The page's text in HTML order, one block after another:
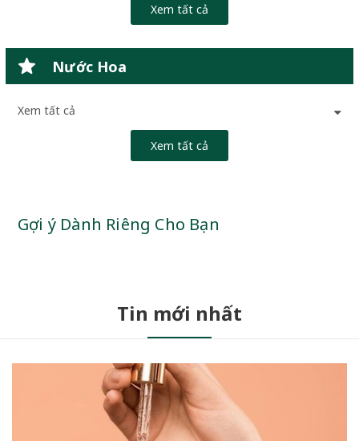
Xem tất cả
Nước Hoa
Xem tất cả
Xem tất cả
Gợi ý Dành Riêng Cho Bạn
Tin mới nhất